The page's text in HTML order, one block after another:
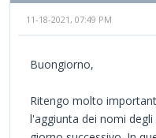
11-18-2021, 07:49 PM
Buongiorno,
Ritengo molto
l'aggiunta dei nomi